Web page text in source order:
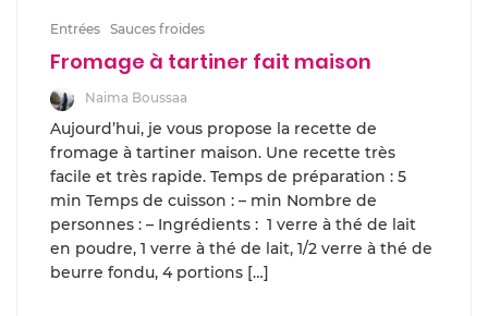
Entrées Sauces froides
Fromage à tartiner fait maison
Naima Boussaa
Aujourd’hui, je vous propose la recette de
fromage à tartiner maison. Une recette très
facile et très rapide. Temps de préparation : 5
min Temps de cuisson : – min Nombre de
personnes : – Ingrédients : 1 verre à thé de lait
en poudre, 1 verre à thé de lait, 1/2 verre à thé de
beurre fondu, 4 portions […]